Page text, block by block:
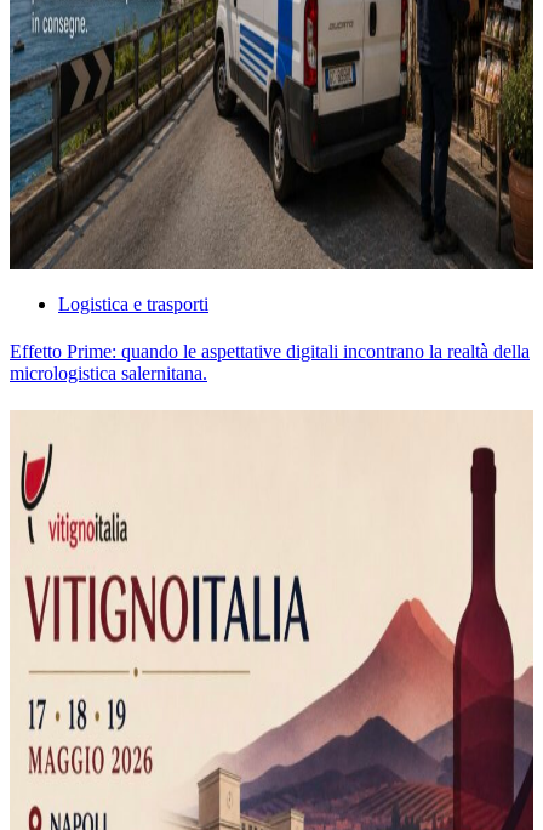
Logistica e trasporti
Effetto Prime: quando le aspettative digitali incontrano la realtà della
micrologistica salernitana.